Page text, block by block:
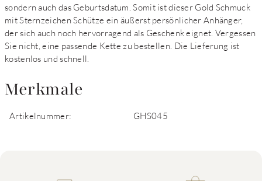
sondern auch das Geburtsdatum. Somit ist dieser Gold Schmuck
mit Sternzeichen Schütze ein äußerst persönlicher Anhänger,
der sich auch noch hervorragend als Geschenk eignet. Vergessen
Sie nicht, eine passende Kette zu bestellen. Die Lieferung ist
kostenlos und schnell.
Merkmale
Artikelnummer: GHS045